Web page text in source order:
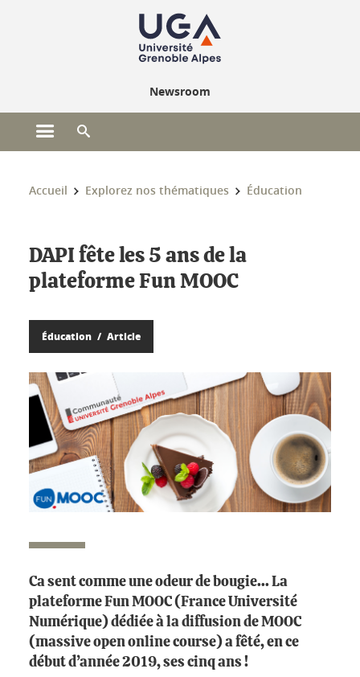
Newsroom
Ouvrir le menu principal
Vous êtes ici :
Accueil Explorez nos thématiques Éducation
DAPI fête les 5 ans de la
plateforme Fun MOOC
Éducation Article
Ca sent comme une odeur de bougie... La
plateforme Fun MOOC (France Université
Numérique) dédiée à la diffusion de MOOC
(massive open online course) a fêté, en ce
début d’année 2019, ses cinq ans !